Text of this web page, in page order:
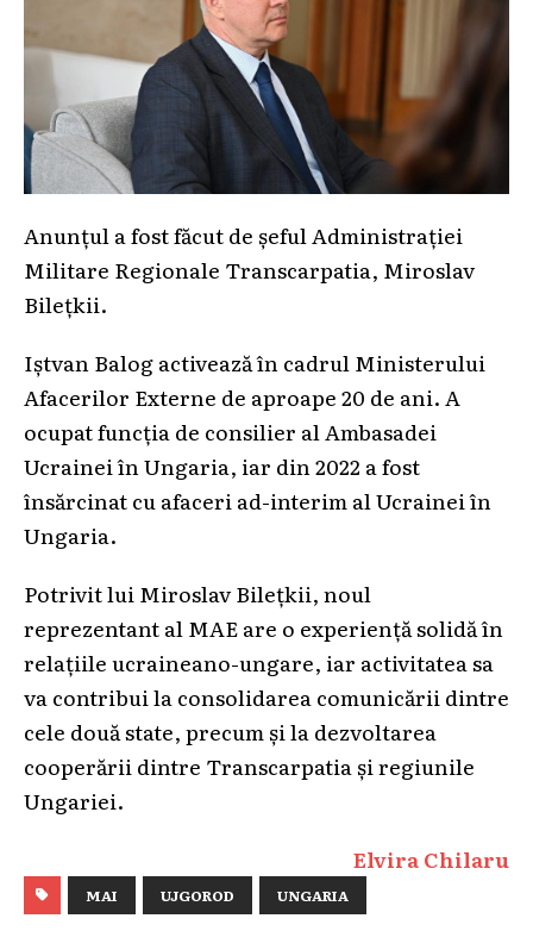
Anunțul a fost făcut de șeful Administrației
Militare Regionale Transcarpatia, Miroslav
Bilețkii.
Iștvan Balog activează în cadrul Ministerului
Afacerilor Externe de aproape 20 de ani. A
ocupat funcția de consilier al Ambasadei
Ucrainei în Ungaria, iar din 2022 a fost
însărcinat cu afaceri ad-interim al Ucrainei în
Ungaria.
Potrivit lui Miroslav Bilețkii, noul
reprezentant al MAE are o experiență solidă în
relațiile ucraineano-ungare, iar activitatea sa
va contribui la consolidarea comunicării dintre
cele două state, precum și la dezvoltarea
cooperării dintre Transcarpatia și regiunile
Ungariei.
Elvira Chilaru
MAI UJGOROD UNGARIA